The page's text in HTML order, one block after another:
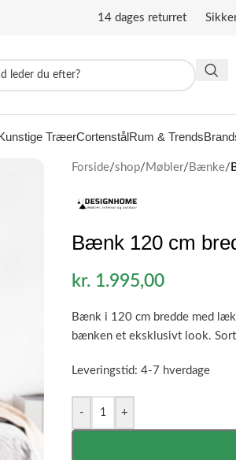
14 dages returret
TræerCortenstålRum & Trends
Forside/shop/ Møbler/ Bænke/
Bænk 120 cm
kr. 1.995,00
Bænk i 120 cm bredde med
bænken et eksklusivt look.
Leveringstid: 4-7 hverdage
- +